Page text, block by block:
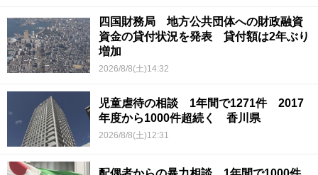
四国財務局 地方公共団体への財政融資
資金の貸付状況を発表 貸付額は2年ぶり
増加
2026/8/8(土)14:32
児童虐待の相談 1年間で1271件 2017
年度から1000件超続く 香川県
2026/8/8(土)12:31